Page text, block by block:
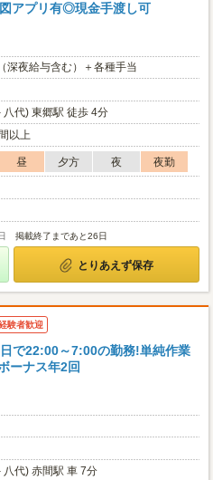
アプリ有◎現金手渡し可
深夜給与含む）＋各種手当
代) 東郷駅 徒歩 4分
以上
昼 夕方 夜
夜勤
掲載終了まであと26日
とりあえず保存
験者歓迎
日で22:00～7:00の勤務!単純作業
ーナス年2回
代) 赤間駅 車 7分